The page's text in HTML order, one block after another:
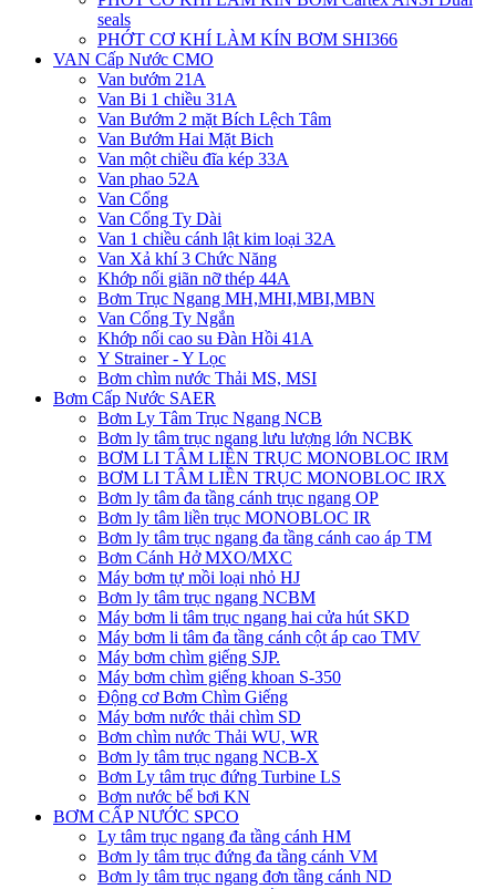
seals
PHỚT CƠ KHÍ LÀM KÍN BƠM SHI366
VAN Cấp Nước CMO
Van bướm 21A
Van Bi 1 chiều 31A
Van Bướm 2 mặt Bích Lệch Tâm
Van Bướm Hai Mặt Bich
Van một chiều đĩa kép 33A
Van phao 52A
Van Cổng
Van Cổng Ty Dài
Van 1 chiều cánh lật kim loại 32A
Van Xả khí 3 Chức Năng
Khớp nối giãn nỡ thép 44A
Bơm Trục Ngang MH,MHI,MBI,MBN
Van Cổng Ty Ngắn
Khớp nối cao su Đàn Hồi 41A
Y Strainer - Y Lọc
Bơm chìm nước Thải MS, MSI
Bơm Cấp Nước SAER
Bơm Ly Tâm Trục Ngang NCB
Bơm ly tâm trục ngang lưu lượng lớn NCBK
BƠM LI TÂM LIỀN TRỤC MONOBLOC IRM
BƠM LI TÂM LIỀN TRỤC MONOBLOC IRX
Bơm ly tâm đa tầng cánh trục ngang OP
Bơm ly tâm liền trục MONOBLOC IR
Bơm ly tâm trục ngang đa tầng cánh cao áp TM
Bơm Cánh Hở MXO/MXC
Máy bơm tự mồi loại nhỏ HJ
Bơm ly tâm trục ngang NCBM
Máy bơm li tâm trục ngang hai cửa hút SKD
​Máy bơm li tâm đa tầng cánh cột áp cao TMV
Máy bơm chìm giếng SJP.
Máy bơm chìm giếng khoan S-350
Động cơ Bơm Chìm Giếng
​Máy bơm nước thải chìm SD
Bơm chìm nước Thải WU, WR
Bơm ly tâm trục ngang NCB-X
Bơm Ly tâm trục đứng Turbine LS
Bơm nước bể bơi KN
BƠM CẤP NƯỚC SPCO
Ly tâm trục ngang đa tầng cánh HM
Bơm ly tâm trục đứng đa tầng cánh VM
Bơm ly tâm trục ngang đơn tầng cánh ND